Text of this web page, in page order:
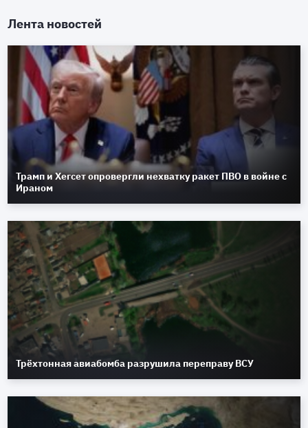
Лента новостей
Трамп и Хегсет опровергли нехватку ракет ПВО в войне с
Ираном
Трёхтонная авиабомба разрушила переправу ВСУ